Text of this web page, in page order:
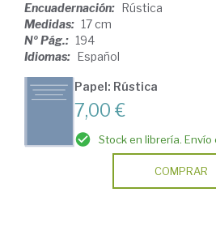
Encuadernación: Rústica
Medidas: 17 cm
Nº Pág.: 194
Idiomas: Español
Papel: Rústica
7,00 €
Stock en librería.
COMPRAR